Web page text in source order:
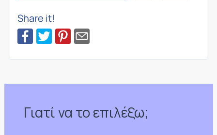
Share it!
Γιατί να το επιλέξω;